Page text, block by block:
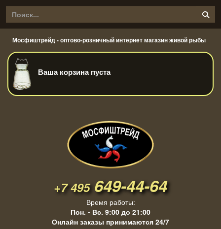
Мосфиштрейд - оптово-розничный интернет магазин живой рыбы
Ваша корзина пуста
+7 495649-44-64
Время работы:
Пон. - Вс. 9:00 до 21:00
Онлайн заказы принимаются 24/7